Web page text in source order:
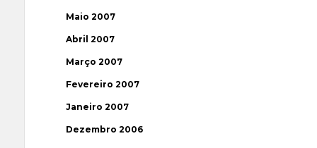
Maio 2007
Abril 2007
Março 2007
Fevereiro 2007
Janeiro 2007
Dezembro 2006